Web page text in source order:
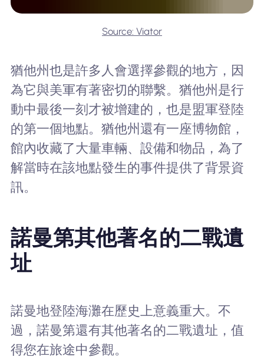
Source: Viator
猶他州也是許多人會選擇參觀的地方，因
為它與美軍有著密切的聯繫。猶他州是行
動中最後一刻才被增建的，也是盟軍登陸
的第一個地點。猶他州還有一座博物館，
館內收藏了大量車輛、設備和物品，為了
解當時在該地點發生的事件提供了背景資
訊。
諾曼第其他著名的二戰遺
址
諾曼地登陸海灘在歷史上意義重大。不
過，諾曼第還有其他著名的二戰遺址，值
得您在旅途中參觀。